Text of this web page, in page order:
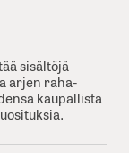
sisältöjä
arjen raha-
kaupallista